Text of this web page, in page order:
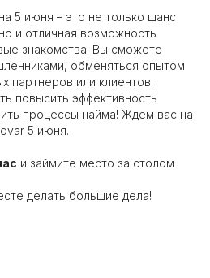
5 июня – это не только шанс
и отличная возможность
знакомства. Вы сможете
обменяться опытом
партнеров или клиентов.
повысить эффективность
процессы найма! Ждем вас на
5 июня.
и займите место за столом
делать большие дела!